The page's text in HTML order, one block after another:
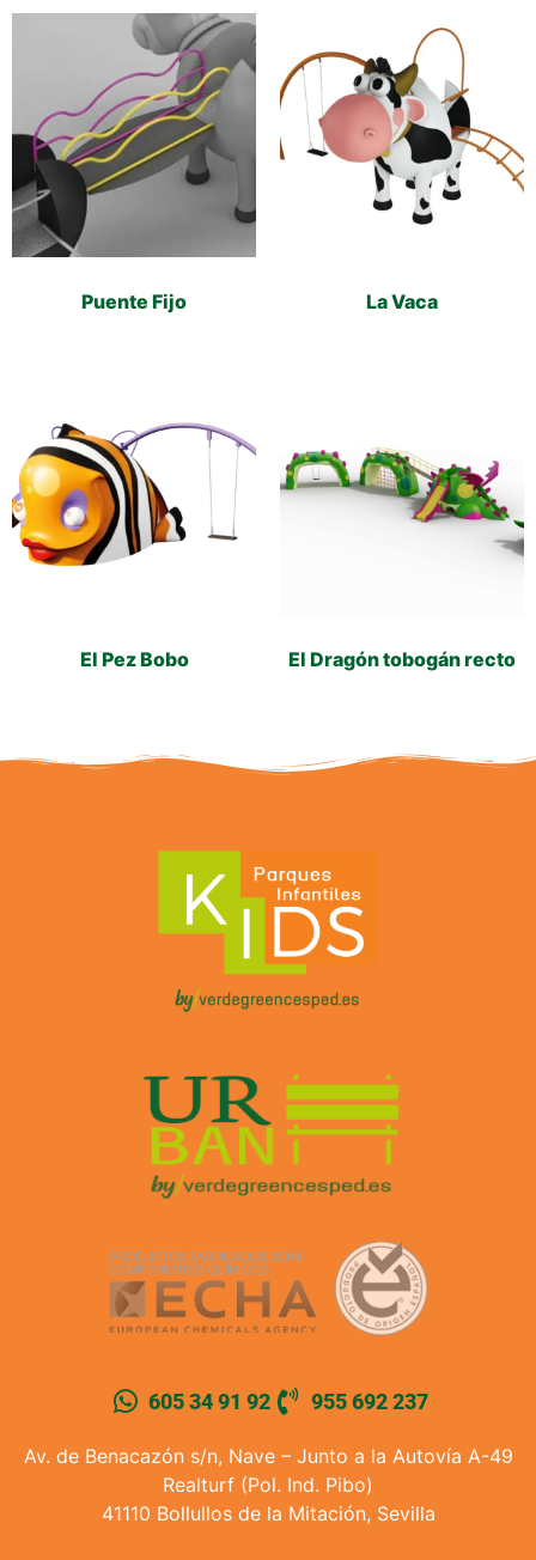
Puente Fijo La Vaca
El Pez Bobo El Dragón tobogán recto
605 34 91 92 955 692 237
Av. de Benacazón s/n, Nave – Junto a la Autovía A-49
Realturf (Pol. Ind. Pibo)
41110 Bollullos de la Mitación, Sevilla